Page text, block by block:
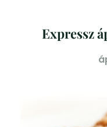
Expressz